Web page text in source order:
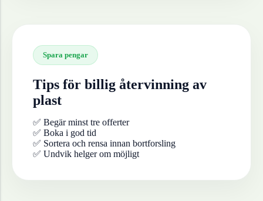
Spara pengar
Tips för billig återvinning av
plast
✅ Begär minst tre offerter
✅ Boka i god tid
✅ Sortera och rensa innan bortforsling
✅ Undvik helger om möjligt